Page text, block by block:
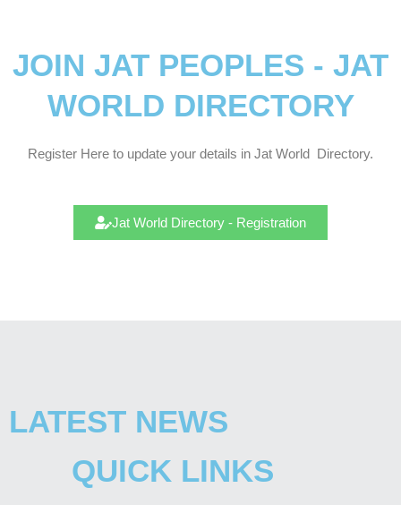
JOIN JAT PEOPLES - JAT
WORLD DIRECTORY
Register Here to update your details in Jat World Directory.
Jat World Directory - Registration
LATEST NEWS
QUICK LINKS